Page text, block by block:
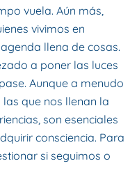
vuela. Aún más,
vivimos en
llena de cosas.
a poner las luces
Aunque a menudo
que nos llenan la
son esenciales
consciencia. Para
si seguimos o